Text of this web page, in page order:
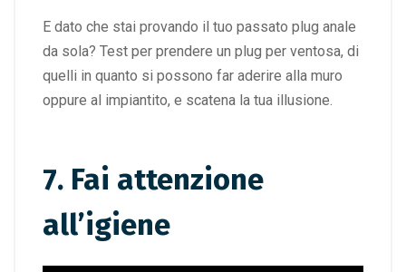
E dato che stai provando il tuo passato plug anale
da sola? Test per prendere un plug per ventosa, di
quelli in quanto si possono far aderire alla muro
oppure al impiantito, e scatena la tua illusione.
7. Fai attenzione
all’igiene